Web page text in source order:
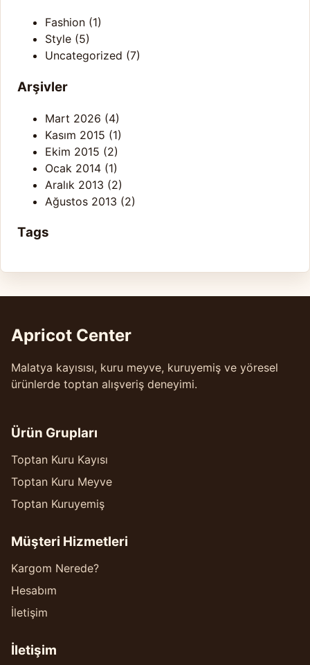
Fashion (1)
Style (5)
Uncategorized (7)
Arşivler
Mart 2026 (4)
Kasım 2015 (1)
Ekim 2015 (2)
Ocak 2014 (1)
Aralık 2013 (2)
Ağustos 2013 (2)
Tags
Apricot Center
Malatya kayısısı, kuru meyve, kuruyemiş ve yöresel
ürünlerde toptan alışveriş deneyimi.
Ürün Grupları
Toptan Kuru Kayısı
Toptan Kuru Meyve
Toptan Kuruyemiş
Müşteri Hizmetleri
Kargom Nerede?
Hesabım
İletişim
İletişim